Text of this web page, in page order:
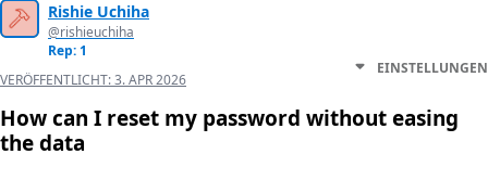
Rishie Uchiha
@rishieuchiha
Rep: 1
VERÖFFENTLICHT:3. APR 2026
EINSTELLUNGEN
How can I reset my password without easing
the data